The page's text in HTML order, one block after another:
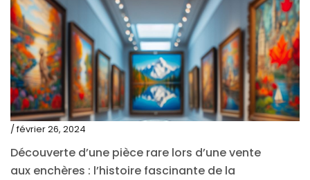
juin 2020
mai 2020
mars 2020
février 2020
décembre 2019
octobre 2019
/ février 26, 2024
Découverte d’une pièce rare lors d’une vente
aux enchères : l’histoire fascinante de la